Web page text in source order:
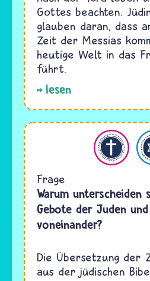
Gottes beachten.
glauben daran, dass
Zeit der Messias
heutige Welt in das
führt.
lesen
Frage
Warum unterscheiden
Gebote der Juden
voneinander?
Die Übersetzung der
aus der jüdischen